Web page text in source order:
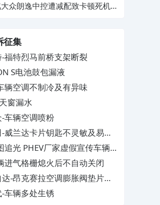
众朗逸中控遭减配致卡顿死机，
征集
福特烈马前桥支架断裂
S电池鼓包漏液
辆空调不制冷及有异味
窗漏水
车辆空调喷粉
威兰达卡片钥匙不灵敏及易消
追光 PHEV厂家虚假宣传车辆配
进气格栅熄火后不自动关闭
-昂克赛拉空调膨胀阀垫片生
车辆多处生锈